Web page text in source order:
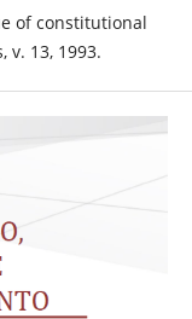
of constitutional
v. 13, 1993.